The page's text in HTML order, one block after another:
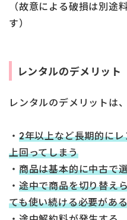
（故意による破損は別途
す）
レンタルのデメリット
レンタルのデメリットは
・ 2年以上など長期的に
上回ってしまう
・ 商品は基本的に中古で
・ 途中で商品を切り替え
ても使い続ける必要があ